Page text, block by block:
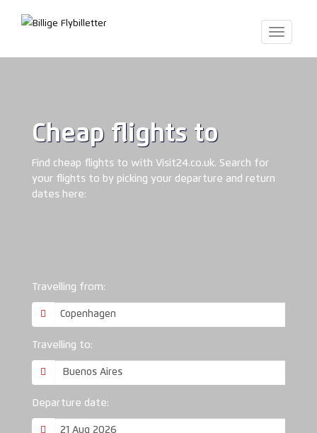
Toggle
Cheap flights to
Find cheap flights to with Visit24.co.uk. Search for
your flights to by picking your departure and return
dates here:
Travelling from:
Travelling to:
Departure date: